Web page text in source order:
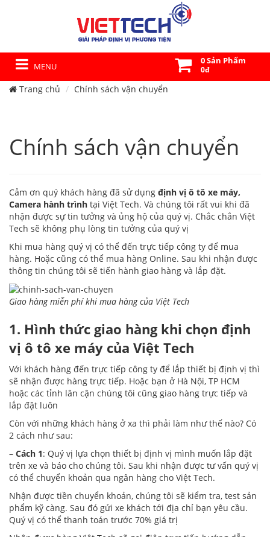
MENU
0 Sản Phẩm
0đ
Trang chủ Chính sách vận chuyển
Chính sách vận chuyển
Cảm ơn quý khách hàng đã sử dụng định vị ô tô xe máy,
Camera hành trình tại Việt Tech. Và chúng tôi rất vui khi đã
nhận được sự tin tưởng và ủng hộ của quý vị. Chắc chắn Việt
Tech sẽ không phụ lòng tin tưởng của quý vị
Khi mua hàng quý vị có thể đến trực tiếp công ty để mua
hàng. Hoặc cũng có thể mua hàng Online. Sau khi nhận được
thông tin chúng tôi sẽ tiến hành giao hàng và lắp đặt.
Giao hàng miễn phí khi mua hàng của Việt Tech
1. Hình thức giao hàng khi chọn định
vị ô tô xe máy của Việt Tech
Với khách hàng đến trực tiếp công ty để lắp thiết bị định vị thì
sẽ nhận được hàng trực tiếp. Hoặc bạn ở Hà Nội, TP HCM
hoặc các tỉnh lân cận chúng tôi cũng giao hàng trực tiếp và
lắp đặt luôn
Còn với những khách hàng ở xa thì phải làm như thế nào? Có
2 cách như sau:
– Cách 1: Quý vị lựa chọn thiết bị định vị mình muốn lắp đặt
trên xe và báo cho chúng tôi. Sau khi nhận được tư vấn quý vị
có thể chuyển khoản qua ngân hàng cho Việt Tech.
Nhận được tiền chuyển khoản, chúng tôi sẽ kiểm tra, test sản
phẩm kỹ càng. Sau đó gửi xe khách tới địa chỉ bạn yêu cầu.
Quý vị có thể thanh toán trước 70% giá trị